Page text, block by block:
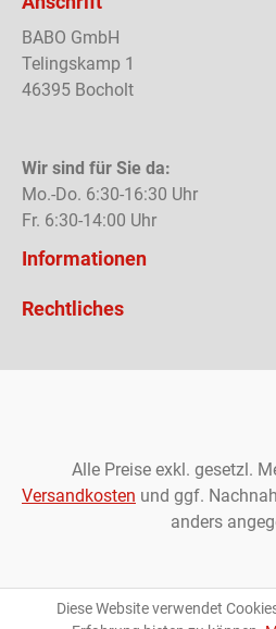
BABO GmbH
Telingskamp 1
46395 Bocholt
Wir sind für Sie da:
Mo.-Do. 6:30-16:30 Uhr
Fr. 6:30-14:00 Uhr
Informationen
Rechtliches
Alle Preise exkl. gesetzl.
Versandkosten und ggf.
anders
Diese Website verwendet